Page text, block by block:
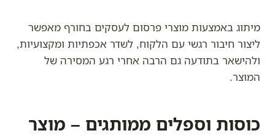
מיתוג באמצעות מוצרי פרסום לעסקים בחורף מאפשר
ליצור חיבור רגשי עם הלקוח, לשדר אכפתיות ומקצועיות,
ולהישאר בתודעה גם הרבה אחרי רגע המסירה של
המוצר.
כוסות וספלים ממותגים – מוצר